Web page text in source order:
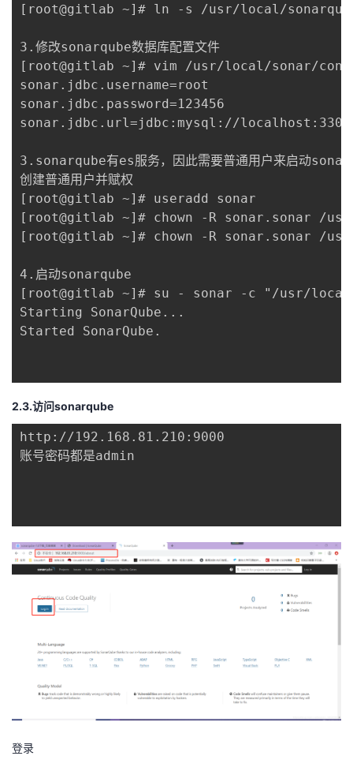
课
程
的
认
证
我
的
实
验
我
的
收
藏
术
支
持
云
声
建
议
[root@gitlab ~]# ln -s /usr/local/
3.修改sonarqube数据库配置文件
[root@gitlab ~]# vim /usr/local/sonar/
sonar.jdbc.username=root
sonar.jdbc.password=123456
sonar.jdbc.url=jdbc:mysql://localhost:3306/
3.sonarqube有es服务，因此需要普通用户来启动
创建普通用户并赋权
[root@gitlab ~]# useradd sonar
[root@gitlab ~]# chown -R sonar.sonar /
[root@gitlab ~]# chown -R sonar.sonar /
4.启动sonarqube
[root@gitlab ~]# su - sonar -c "/usr/
Starting SonarQube...
Started SonarQube.
2.3.访问sonarqube
http://192.168.81.210:9000
账号密码都是admin
登录